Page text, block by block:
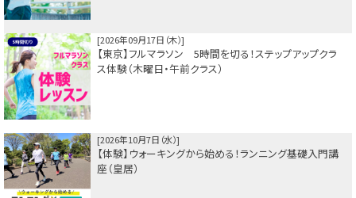
2026年09月17日（木）
【東京】フルマラソン 5時間を切る！ステップアップクラ
ス体験（木曜日・午前クラス）
2026年10月7日（水）
【体験】ウォーキングから始める！ランニング基礎入門講
座（皇居）